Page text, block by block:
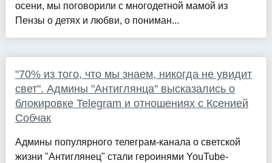
осени, мы поговорили с многодетной мамой из
Пензы о детях и любви, о пониман...
"70% из того, что мы знаем, никогда не увидит
свет". Админы "Антиглянца" высказались о
блокировке Telegram и отношениях с Ксенией
Собчак
Админы популярного телеграм-канала о светской
жизни "Антиглянец" стали героинями YouTube-